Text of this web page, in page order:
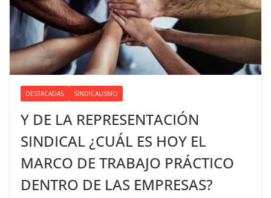
DESTACADAS SINDICALISMO
Y DE LA REPRESENTACIÓN
SINDICAL ¿CUÁL ES HOY EL
MARCO DE TRABAJO PRÁCTICO
DENTRO DE LAS EMPRESAS?